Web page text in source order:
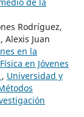
de la
Rodríguez,
Alexis Juan
en la
en Jóvenes
, Universidad y